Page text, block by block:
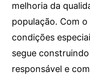
melhoria da
população. Com
condições
segue
responsável e